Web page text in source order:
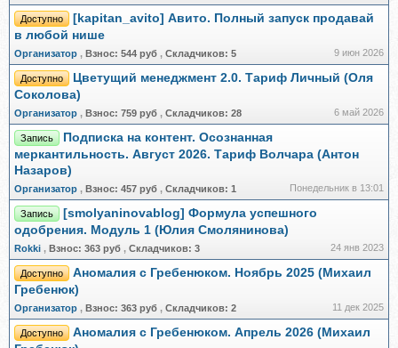
Доступно
[kapitan_avito] Авито. Полный запуск продавай
в любой нише
Организатор , Взнос: 544 руб , Складчиков: 5 9 июн 2026
Доступно
Цветущий менеджмент 2.0. Тариф Личный (Оля
Соколова)
Организатор , Взнос: 759 руб , Складчиков: 28 6 май 2026
Запись
Подписка на контент. Осознанная
меркантильность. Август 2026. Тариф Волчара (Антон
Назаров)
Организатор , Взнос: 457 руб , Складчиков: 1 Понедельник в 13:01
Запись
[smolyaninovablog] Формула успешного
одобрения. Модуль 1 (Юлия Смолянинова)
Rokki , Взнос: 363 руб , Складчиков: 3 24 янв 2023
Доступно
Аномалия с Гребенюком. Ноябрь 2025 (Михаил
Гребенюк)
Организатор , Взнос: 363 руб , Складчиков: 2 11 дек 2025
Доступно
Аномалия с Гребенюком. Апрель 2026 (Михаил